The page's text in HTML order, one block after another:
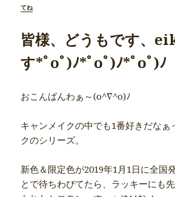
てね
皆様、どうもです、
す*ﾟoﾟ)ﾉ*ﾟoﾟ)ﾉ*ﾟoﾟ)ﾉ
おこんばんわぁ～(o^∇^o)ﾉ
キャンメイクの中でも1番好きだなぁ
クのシリーズ。
新色＆限定色が2019年1月1日に全国
とで待ちわびてたら、ラッキーにも